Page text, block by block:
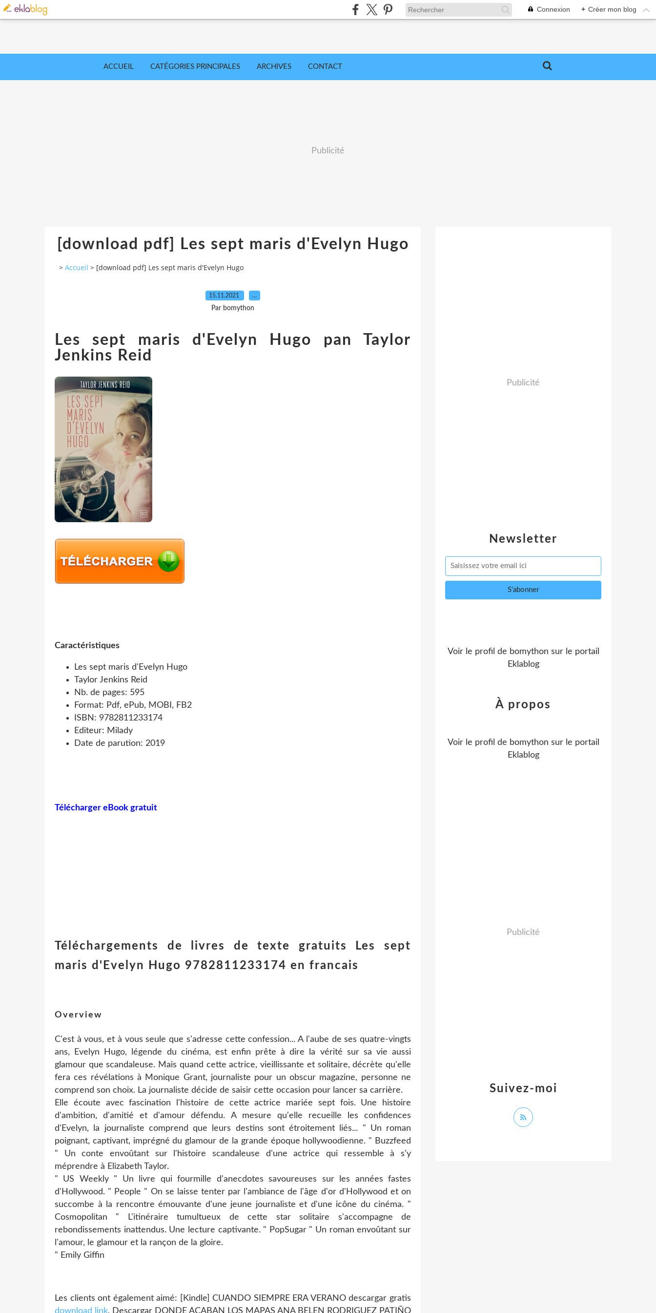
Connexion + Créer mon blog
ACCUEIL CATÉGORIES PRINCIPALES ARCHIVES CONTACT
Publicité
[download pdf] Les sept maris d'Evelyn Hugo
> Accueil > [download pdf] Les sept maris d'Evelyn Hugo
15.11.2021 …
Par bomython
Les sept maris d'Evelyn Hugo pan Taylor
Jenkins Reid
Caractéristiques
Les sept maris d'Evelyn Hugo
Taylor Jenkins Reid
Nb. de pages: 595
Format: Pdf, ePub, MOBI, FB2
ISBN: 9782811233174
Editeur: Milady
Date de parution: 2019
Télécharger eBook gratuit
Téléchargements de livres de texte gratuits Les sept
maris d'Evelyn Hugo 9782811233174 en francais
Overview
C'est à vous, et à vous seule que s'adresse cette confession... A l'aube de ses quatre-vingts
ans, Evelyn Hugo, légende du cinéma, est enfin prête à dire la vérité sur sa vie aussi
glamour que scandaleuse. Mais quand cette actrice, vieillissante et solitaire, décrète qu'elle
fera ces révélations à Monique Grant, journaliste pour un obscur magazine, personne ne
comprend son choix. La journaliste décide de saisir cette occasion pour lancer sa carrière.
Elle écoute avec fascination l'histoire de cette actrice mariée sept fois. Une histoire
d'ambition, d'amitié et d'amour défendu. A mesure qu'elle recueille les confidences
d'Evelyn, la journaliste comprend que leurs destins sont étroitement liés... " Un roman
poignant, captivant, imprégné du glamour de la grande époque hollywoodienne. " Buzzfeed
" Un conte envoûtant sur l'histoire scandaleuse d'une actrice qui ressemble à s'y
méprendre à Elizabeth Taylor.
" US Weekly " Un livre qui fourmille d'anecdotes savoureuses sur les années fastes
d'Hollywood. " People " On se laisse tenter par l'ambiance de l'âge d'or d'Hollywood et on
succombe à la rencontre émouvante d'une jeune journaliste et d'une icône du cinéma. "
Cosmopolitan " L'itinéraire tumultueux de cette star solitaire s'accompagne de
rebondissements inattendus. Une lecture captivante. " PopSugar " Un roman envoûtant sur
l'amour, le glamour et la rançon de la gloire.
" Emily Giffin
Les clients ont également aimé: [Kindle] CUANDO SIEMPRE ERA VERANO descargar gratis
download link, Descargar DONDE ACABAN LOS MAPAS ANA BELEN RODRIGUEZ PATIÑO
Newsletter
Publicité
Voir le profil de bomython sur le portail
Eklablog
Suivez-moi
À propos
Voir le profil de bomython sur le portail
Eklablog
Publicité